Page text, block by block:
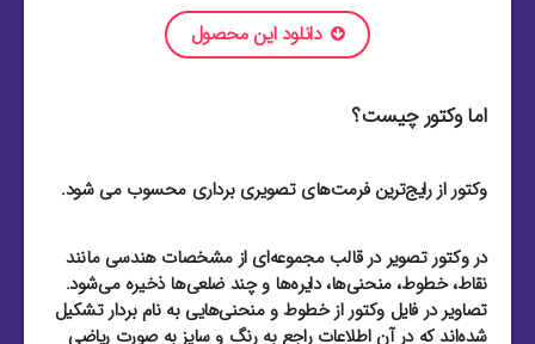
دانلود این محصول
اما وکتور چیست؟
وکتور از رایج‌ترین فرمت‌های تصویری برداری محسوب می شود.
در وکتور تصویر در قالب مجموعه‌ای از مشخصات هندسی مانند
نقاط، خطوط، منحنی‌ها، دایره‌ها و چند ضلعی‌ها ذخیره می‌شود.
تصاویر در فایل وکتور از خطوط و منحنی‌هایی به نام بردار تشکیل
شده‌اند که در آن اطلاعات راجع به رنگ و سایز به صورت ریاضی